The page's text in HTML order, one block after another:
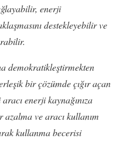
enerji
destekleyebilir ve
demokratikleştirmekten
bir çözümde çığır açan
enerji kaynağınıza
ve aracı kullanım
kullanma becerisi